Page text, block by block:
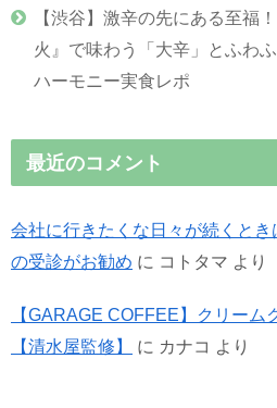
【渋谷】激辛の先にある至福
火』で味わう「大辛」とふわ
ハーモニー実食レポ
最近のコメント
会社に行きたくな日々が続くとき
の受診がお勧め に コトタマ より
【GARAGE COFFEE】クリーム
【清水屋監修】
に カナコ より